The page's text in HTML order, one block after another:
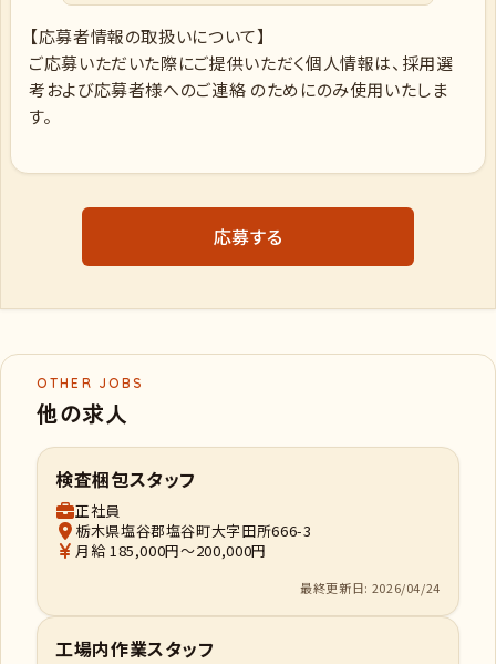
【応募者情報の取扱いについて】
ご応募いただいた際にご提供いただく個人情報は、採用選
考および応募者様へのご連絡 のためにのみ使用いたしま
す。
応募する
OTHER JOBS
他の求人
検査梱包スタッフ
正社員
栃木県塩谷郡塩谷町大字田所666-3
月給 185,000円～200,000円
最終更新日: 2026/04/24
工場内作業スタッフ